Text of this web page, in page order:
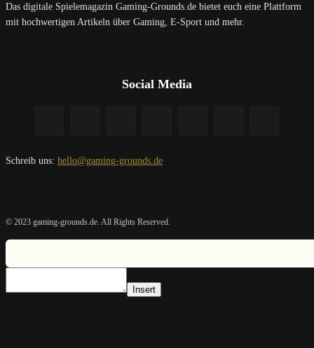
Das digitale Spielemagazin Gaming-Grounds.de bietet euch eine Plattform
mit hochwertigen Artikeln über Gaming, E-Sport und mehr.
Social Media
Schreib uns: hello@gaming-grounds.de
© 2023 gaming-grounds.de. All Rights Reserved.
Insert